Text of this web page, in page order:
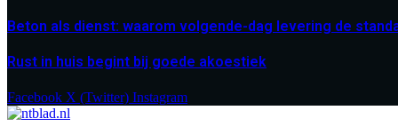
Beton als dienst: waarom volgende-dag levering de
Rust in huis begint bij goede akoestiek
Facebook X (Twitter) Instagram